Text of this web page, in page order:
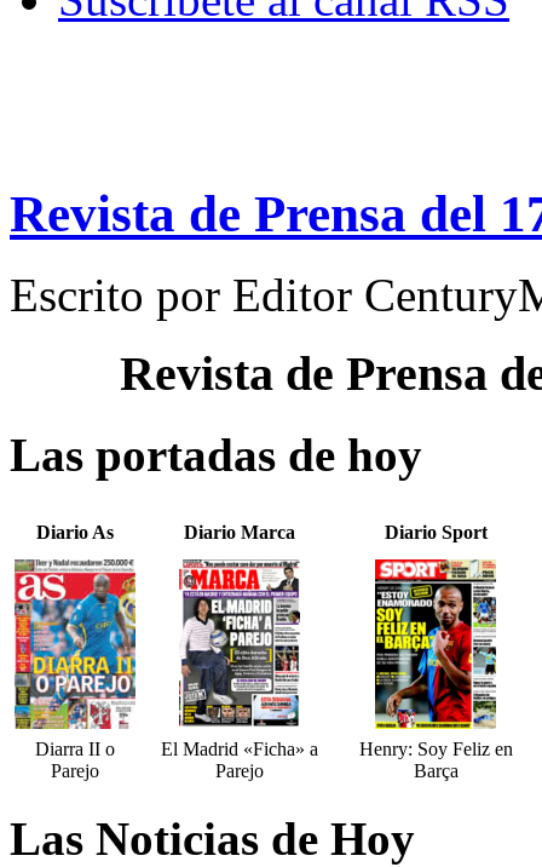
Revista de Prensa del
Escrito por Editor
Revista de Prensa
Las portadas de hoy
Diario As Diario Marca Diario Sport
Diarra II o
Parejo
El Madrid «Ficha» a
Parejo
Henry: Soy Feliz en
Barça
Las Noticias de Hoy